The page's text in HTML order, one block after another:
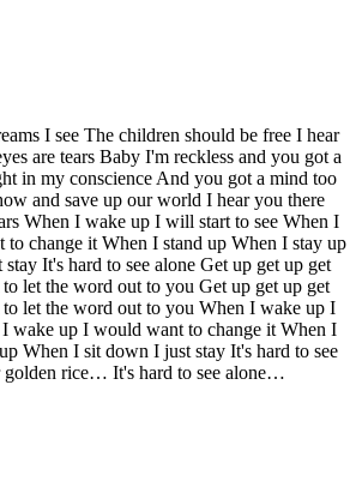
I see The children should be free I hear
are tears Baby I'm reckless and you got a
in my conscience And you got a mind too
and save up our world I hear you there
When I wake up I will start to see When I
change it When I stand up When I stay up
It's hard to see alone Get up get up get
let the word out to you Get up get up get
let the word out to you When I wake up I
wake up I would want to change it When I
When I sit down I just stay It's hard to see
rice… It's hard to see alone…